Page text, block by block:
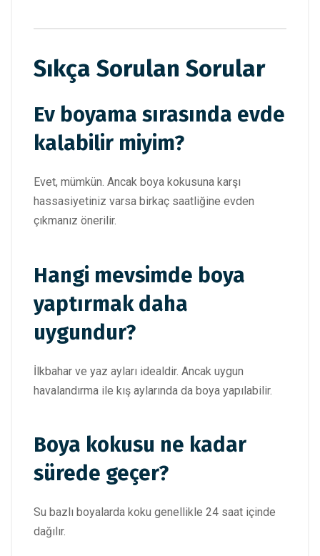
Sıkça Sorulan Sorular
Ev boyama sırasında evde
kalabilir miyim?
Evet, mümkün. Ancak boya kokusuna karşı
hassasiyetiniz varsa birkaç saatliğine evden
çıkmanız önerilir.
Hangi mevsimde boya
yaptırmak daha
uygundur?
İlkbahar ve yaz ayları idealdir. Ancak uygun
havalandırma ile kış aylarında da boya yapılabilir.
Boya kokusu ne kadar
sürede geçer?
Su bazlı boyalarda koku genellikle 24 saat içinde
dağılır.